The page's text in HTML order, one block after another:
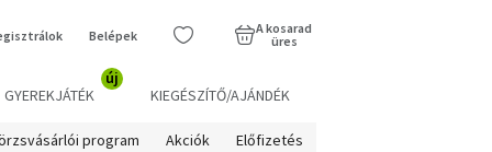
Belépek
A kosarad
üres
GYEREKJÁTÉK
új
KIEGÉSZÍTŐ/AJÁNDÉK
program Akciók Előfizetés